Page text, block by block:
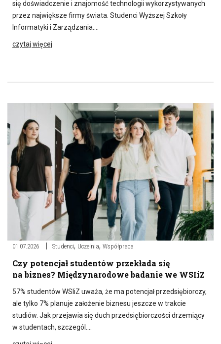
się doświadczenie i znajomość technologii wykorzystywanych
przez największe firmy świata. Studenci Wyższej Szkoły
Informatyki i Zarządzania….
czytaj więcej
01.07.2026 Studenci, Uczelnia, Współpraca
Czy potencjał studentów przekłada się
na biznes? Międzynarodowe badanie we WSIiZ
57% studentów WSIiZ uważa, że ma potencjał przedsiębiorczy,
ale tylko 7% planuje założenie biznesu jeszcze w trakcie
studiów. Jak przejawia się duch przedsiębiorczości drzemiący
w studentach, szczegól….